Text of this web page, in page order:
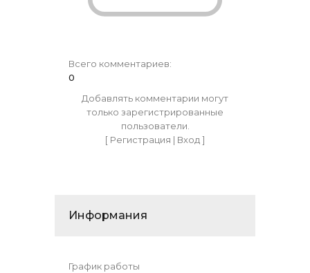
Всего комментариев:
0
Добавлять комментарии могут
только зарегистрированные
пользователи.
[ Регистрация | Вход]
Информания
График работы